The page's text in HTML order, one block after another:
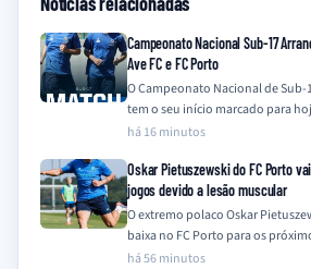
Campeonato Nacional Sub-17
Ave FC e FC Porto
O Campeonato Nacional de Sub-
tem o seu início marcado para
Porto,…
há 16 minutos
Oskar Pietuszewski do FC Porto
jogos devido a lesão muscular
O extremo polaco Oskar
baixa no FC Porto para os
equipa, frente a…
há 56 minutos